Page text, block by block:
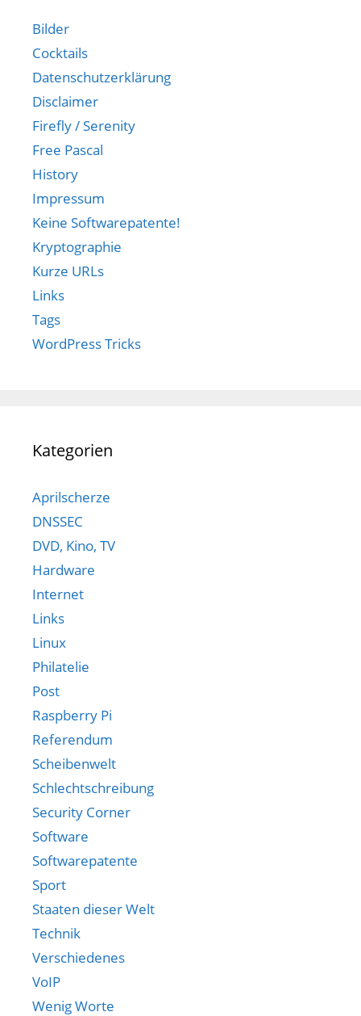
Bilder
Cocktails
Datenschutzerklärung
Disclaimer
Firefly / Serenity
Free Pascal
History
Impressum
Keine Softwarepatente!
Kryptographie
Kurze URLs
Links
Tags
WordPress Tricks
Kategorien
Aprilscherze
DNSSEC
DVD, Kino, TV
Hardware
Internet
Links
Linux
Philatelie
Post
Raspberry Pi
Referendum
Scheibenwelt
Schlechtschreibung
Security Corner
Software
Softwarepatente
Sport
Staaten dieser Welt
Technik
Verschiedenes
VoIP
Wenig Worte